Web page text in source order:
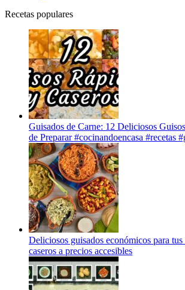
Recetas populares
Guisados de Carne: 12 Deliciosos
de Preparar #cocinandoencasa #recetas
Deliciosos guisados económicos para tus
caseros a precios accesibles